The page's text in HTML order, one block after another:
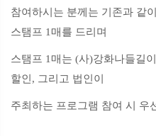
참여하시는 분께는 기존과 같
스탬프 1매를 드리며
스탬프 1매는 (사)강화나들길
할인, 그리고 법인이
주최하는 프로그램 참여 시 우